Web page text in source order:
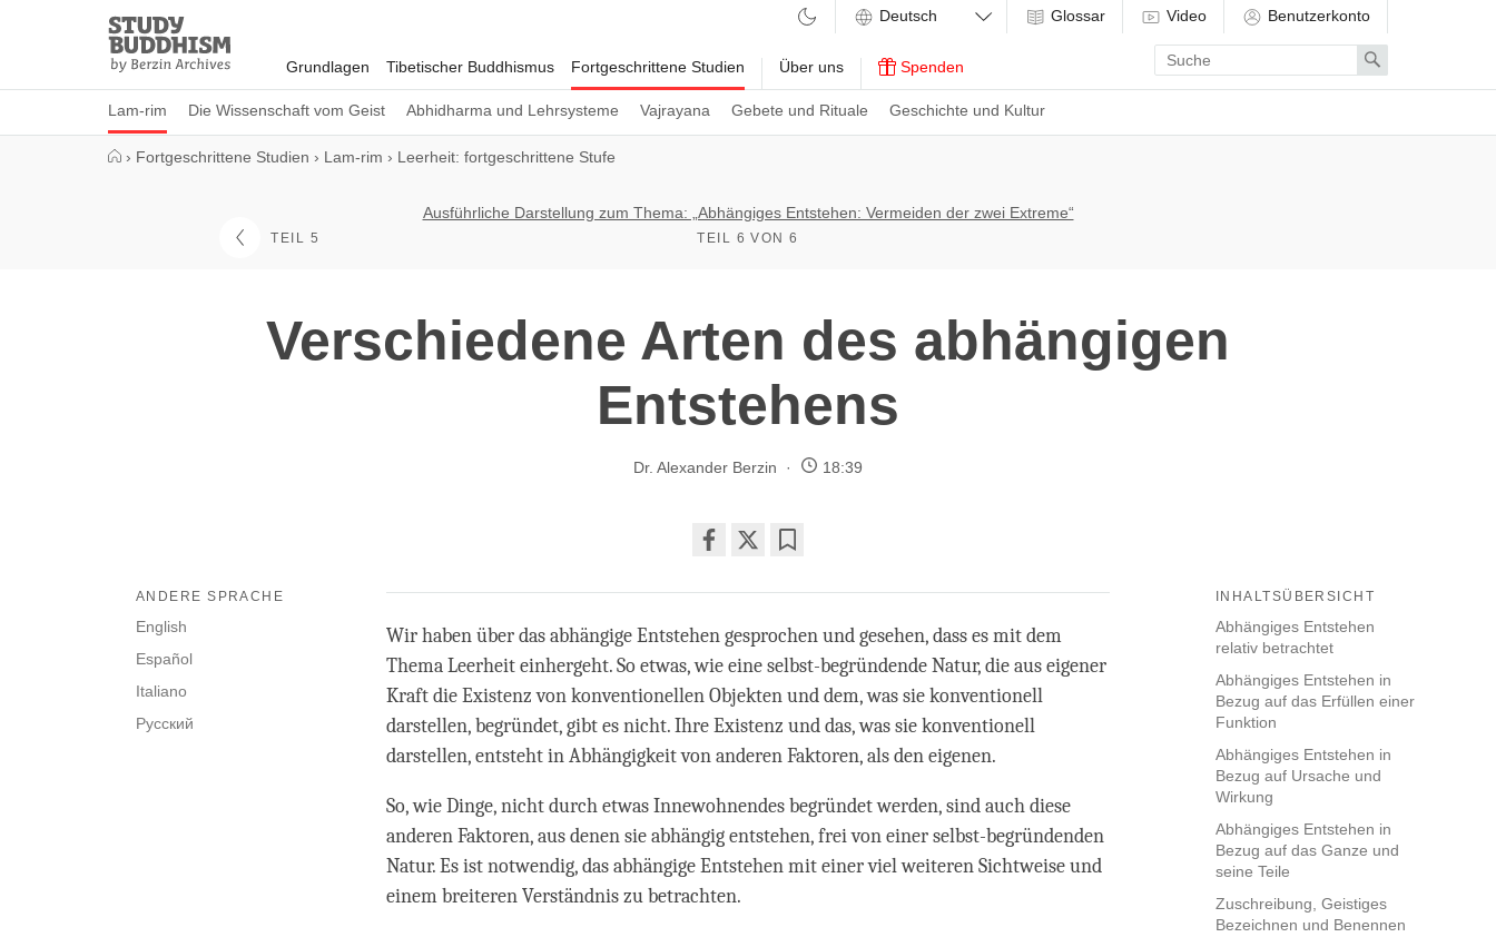
Study
Buddhism
Home
Grundlagen Tibetischer Buddhismus Fortgeschrittene Studien
Lam-rim Die Wissenschaft vom Geist Abhidharma und Lehrsysteme Vajrayana Gebete und Rituale Geschichte und Kultur
Über uns Spenden
Glossar Video Benutzerkonto
Enter
search
term
Search
› Fortgeschrittene Studien › Lam-rim › Leerheit: fortgeschrittene Stufe
TEIL 5
Ausführliche Darstellung zum Thema: „Abhängiges Entstehen: Vermeiden der zwei Extreme“
TEIL 6 VON 6
Verschiedene Arten des abhängigen
Entstehens
Dr. Alexander Berzin 18:39
on
facebook
INHALTSÜBERSICHT
Abhängiges Entstehen
relativ betrachtet
Abhängiges Entstehen in
Bezug auf das Erfüllen einer
Funktion
Abhängiges Entstehen in
Bezug auf Ursache und
Wirkung
Abhängiges Entstehen in
Bezug auf das Ganze und
seine Teile
Zuschreibung, Geistiges
Bezeichnen und Benennen
ANDERE SPRACHE
English
Español
Italiano
Русский
Wir haben über das abhängige Entstehen gesprochen und gesehen, dass es mit dem
Thema Leerheit einhergeht. So etwas, wie eine selbst-begründende Natur, die aus eigener
Kraft die Existenz von konventionellen Objekten und dem, was sie konventionell
darstellen, begründet, gibt es nicht. Ihre Existenz und das, was sie konventionell
darstellen, entsteht in Abhängigkeit von anderen Faktoren, als den eigenen.
So, wie Dinge, nicht durch etwas Innewohnendes begründet werden, sind auch diese
anderen Faktoren, aus denen sie abhängig entstehen, frei von einer selbst-begründenden
Natur. Es ist notwendig, das abhängige Entstehen mit einer viel weiteren Sichtweise und
einem breiteren Verständnis zu betrachten.